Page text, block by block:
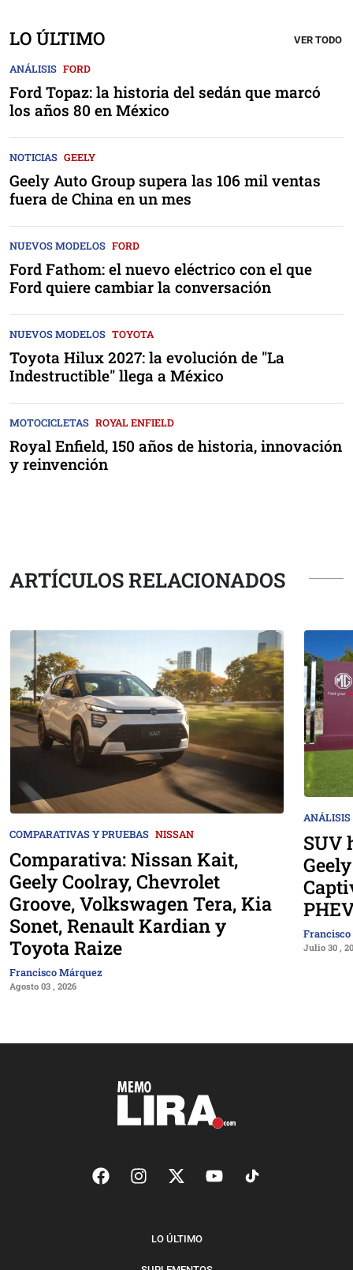
LO ÚLTIMO VER TODO
ANÁLISIS FORD
Ford Topaz: la historia del sedán que marcó
los años 80 en México
NOTICIAS GEELY
Geely Auto Group supera las 106 mil ventas
fuera de China en un mes
NUEVOS MODELOS FORD
Ford Fathom: el nuevo eléctrico con el que
Ford quiere cambiar la conversación
NUEVOS MODELOS TOYOTA
Toyota Hilux 2027: la evolución de "La
Indestructible" llega a México
MOTOCICLETAS ROYAL ENFIELD
Royal Enfield, 150 años de historia, innovación
y reinvención
ARTÍCULOS RELACIONADOS
COMPARATIVAS Y PRUEBAS NISSAN
Comparativa: Nissan Kait,
Geely Coolray, Chevrolet
Groove, Volkswagen Tera, Kia
Sonet, Renault Kardian y
Toyota Raize
Francisco Márquez
Agosto 03 , 2026
ANÁLISIS
SUV
Julio 30 ,
LO ÚLTIMO